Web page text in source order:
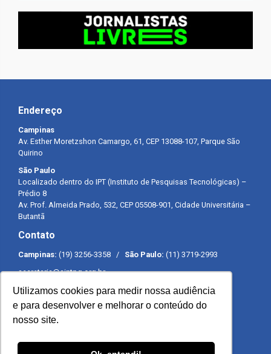
Utilizamos cookies para medir nossa audiência
e para desenvolver e melhorar o conteúdo do
nosso site.
Endereço
Campinas
Av. Esther Moretzshon Camargo, 61, CEP 13088-107, Parque São
Quirino
São Paulo
Localizado dentro do IPT (Instituto de Pesquisas Tecnológicas) –
Prédio 8
Av. Prof. Almeida Prado, 532, CEP 05508-901, Cidade Universitária –
Butantã
Contato
Campinas: (19) 3256-3358 / São Paulo: (11) 3719-2993
secretaria@sintpq.org.br
Expediente
Segunda a sexta-feira das 8h às 17h